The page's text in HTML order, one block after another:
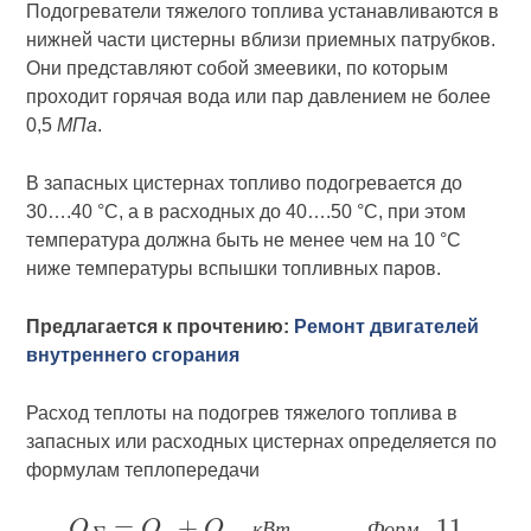
Подогреватели тяжелого топлива устанавливаются в
нижней части цистерны вблизи приемных патрубков.
Они представляют собой змеевики, по которым
проходит горячая вода или пар давлением не более
0,5МПа.
В запасных цистернах топливо подогревается до
30….40 °С, а в расходных до 40….50 °С, при этом
температура должна быть не менее чем на 10 °С
ниже температуры вспышки топливных паров.
Предлагается к прочтению: Ремонт двигателей
внутреннего сгорания
Расход теплоты на подогрев тяжелого топлива в
запасных или расходных цистернах определяется по
формулам теплопередачи